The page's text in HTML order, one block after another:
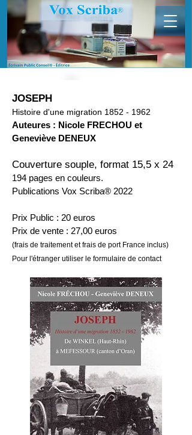
JOSEPH
Histoire d'une migration 1852 - 1962
Auteures : Nicole FRECHOU et
Geneviève DENEUX
Couverture souple, format 15,5 x 24
194 pages en couleurs.
Publications Vox Scriba® 2022
Prix Public : 20 euros
Prix de vente : 27,00 euros
(frais de traitement et frais de port France inclus)
Pour l'étranger utiliser le formulaire de contact